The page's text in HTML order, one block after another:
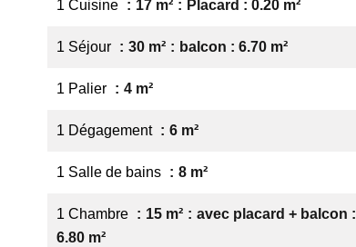
1 Cuisine 17 m² Placard : 0.20 m²
1 Séjour 30 m² balcon : 6.70 m²
1 Palier 4 m²
1 Dégagement 6 m²
1 Salle de bains 8 m²
1 Chambre 15 m²
avec placard + balcon :
6.80 m²